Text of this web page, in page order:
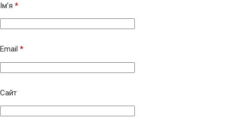
Ім’я *
Email *
Сайт